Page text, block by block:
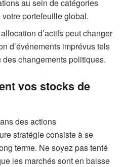
au sein de catégories
portefeuille global.
d’actifs peut changer
d’événements imprévus tels
changements politiques.
vos stocks de
des actions
stratégie consiste à se
terme. Ne soyez pas tenté
les marchés sont en baisse